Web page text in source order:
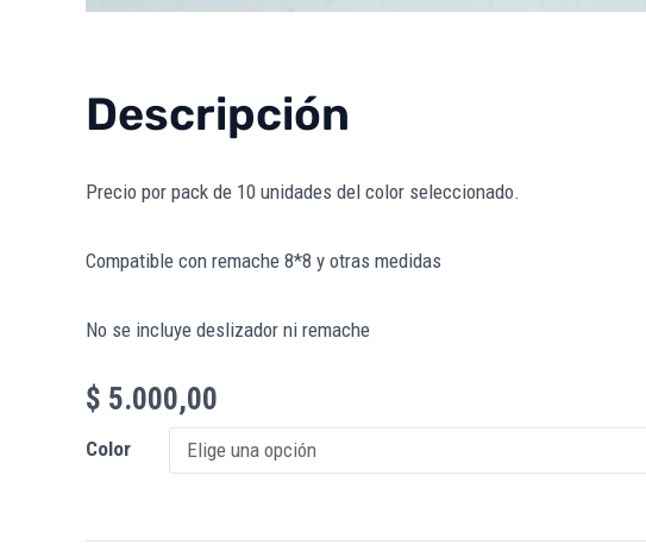
Descripción
Precio por pack de 10 unidades del color seleccionado.
Compatible con remache 8*8 y otras medidas
No se incluye deslizador ni remache
$ 5.000,00
Color